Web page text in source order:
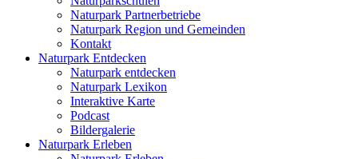
Naturpark Partnerbetriebe
Naturpark Region und Gemeinden
Kontakt
Naturpark Entdecken
Naturpark entdecken
Naturpark Lexikon
Interaktive Karte
Podcast
Bildergalerie
Naturpark Erleben